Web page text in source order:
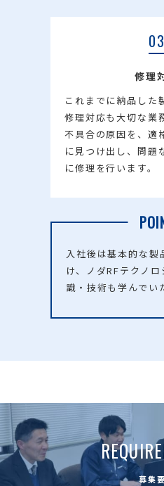
03
修理
これまでに納品した
修理対応も大切な業
不具合の原因を、適
に見つけ出し、問題
に修理を行います。
入社後は基本的な製
け、ノダRFテクノ
識・技術も学んでい
募集